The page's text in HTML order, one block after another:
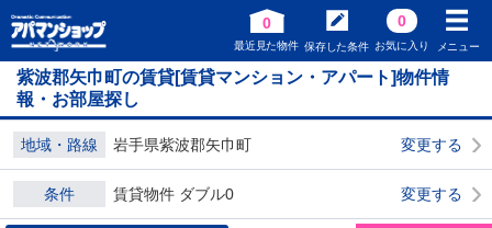
0
最近見た物件 保存した条件
0
お気に入り メニュー
紫波郡矢巾町の賃貸[賃貸マンション・アパート]物件情
報・お部屋探し
地域・路線 岩手県紫波郡矢巾町 変更する
条件 賃貸物件 ダブル0 変更する